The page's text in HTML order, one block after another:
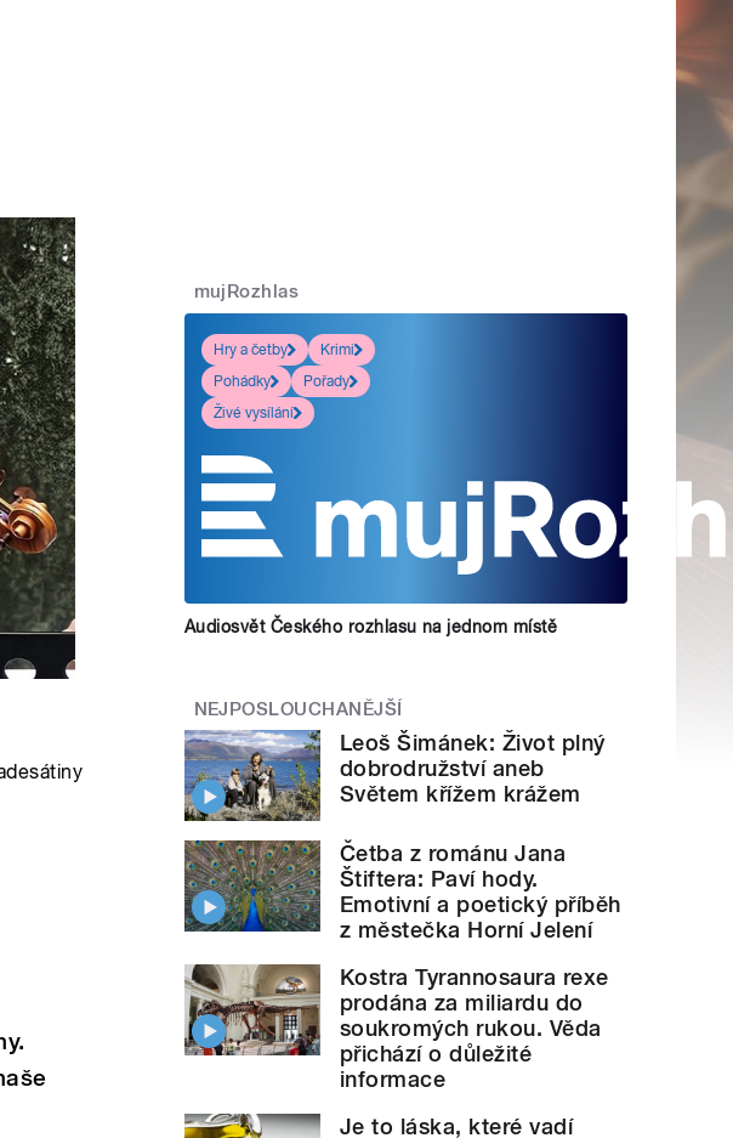
mujRozhlas
Hry a četby
Krimi
Pohádky
Pořady
Živé vysílání
Audiosvět Českého rozhlasu na jednom místě
NEJPOSLOUCHANĚJŠÍ
Leoš Šimánek: Život plný
dobrodružství aneb
Světem křížem krážem
Četba z románu Jana
Štiftera: Paví hody.
Emotivní a poetický příběh
z městečka Horní Jelení
Kostra Tyrannosaura rexe
prodána za miliardu do
soukromých rukou. Věda
přichází o důležité
informace
Je to láska, které vadí